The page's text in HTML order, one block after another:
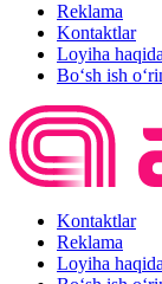
Reklama
Kontaktlar
Loyiha
Bo‘sh ish
Kontaktlar
Reklama
Loyiha haqida